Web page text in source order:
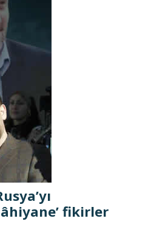
fikirler